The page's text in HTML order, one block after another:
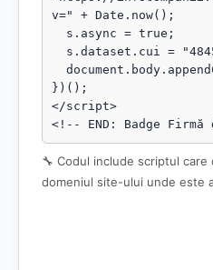
v=" + Date.now();
})();
</script>
<!-- END: Badge
🔧 Codul include scriptul
domeniul site-ului unde este